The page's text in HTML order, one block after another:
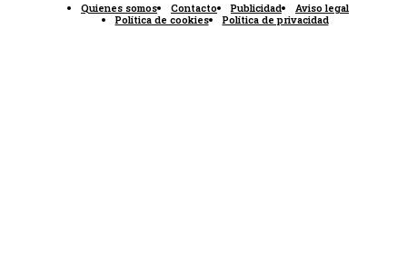
Quienes somos Contacto Publicidad
Aviso legal
Política de cookies
Política de privacidad